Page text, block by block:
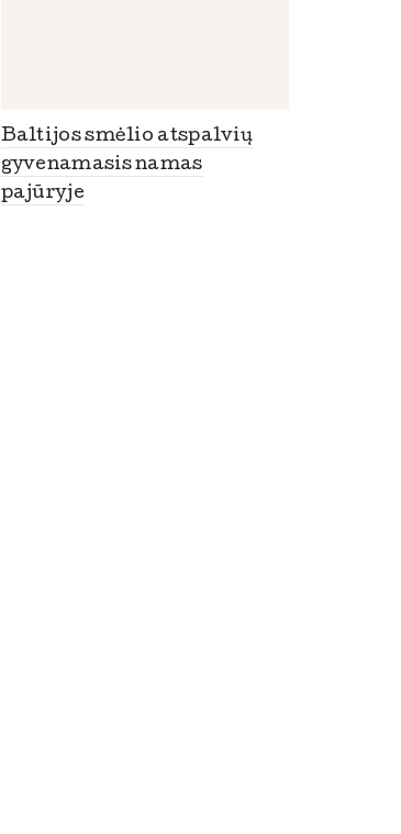
Baltijos smėlio atspalvių
gyvenamasis namas
pajūryje